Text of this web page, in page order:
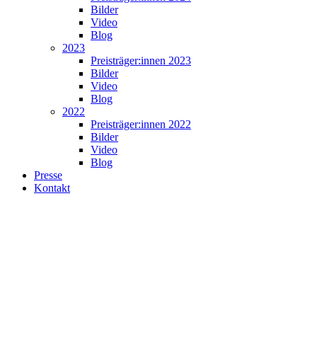
Bilder
Video
Blog
2023
Preisträger:innen 2023
Bilder
Video
Blog
2022
Preisträger:innen 2022
Bilder
Video
Blog
Presse
Kontakt